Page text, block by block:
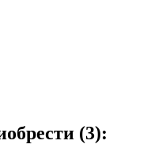
(3):